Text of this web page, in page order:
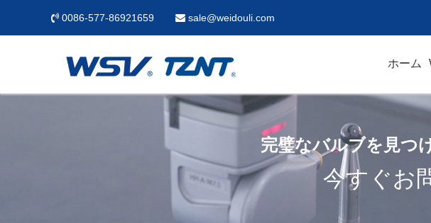
0086-577-86921659 sale@weidouli.com
ホーム
完璧なバルブを見つ
今すぐお